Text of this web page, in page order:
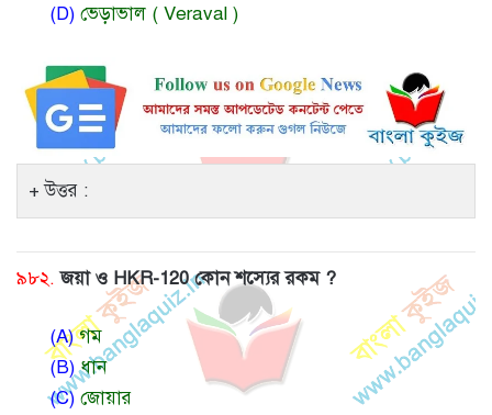
(D) ভেড়াভাল ( Veraval )
উত্তর :
৯৮২. জয়া ও HKR-120 কোন শস্যের রকম ?
(A)গম
(B)ধান
(C)জোয়ার